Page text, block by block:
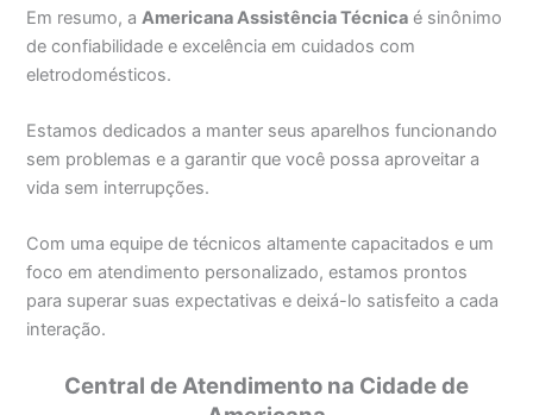
Em resumo, aAmericana Assistência Técnica é sinônimo
de confiabilidade e excelência em cuidados com
eletrodomésticos.
Estamos dedicados a manter seus aparelhos funcionando
sem problemas e a garantir que você possa aproveitar a
vida sem interrupções.
Com uma equipe de técnicos altamente capacitados e um
foco em atendimento personalizado, estamos prontos
para superar suas expectativas e deixá-lo satisfeito a cada
interação.
Central de Atendimento na Cidade de